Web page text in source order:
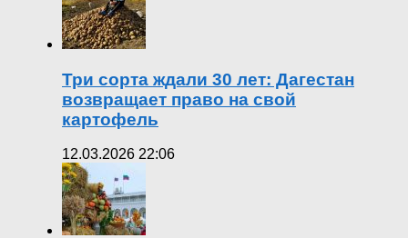
Три сорта ждали 30 лет: Дагестан
возвращает право на свой
картофель
12.03.2026 22:06